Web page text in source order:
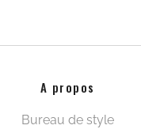
A propos
Bureau de style